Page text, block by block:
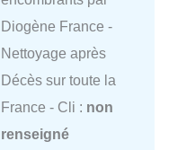
Diogène France -
Nettoyage après
Décès sur toute la
France - Cli : non
renseigné